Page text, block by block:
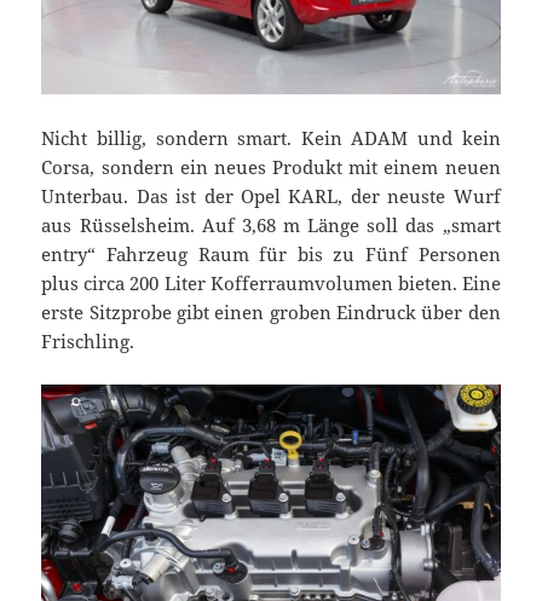
Nicht billig, sondern smart. Kein ADAM und kein
Corsa, sondern ein neues Produkt mit einem neuen
Unterbau. Das ist der Opel KARL, der neuste Wurf
aus Rüsselsheim. Auf 3,68 m Länge soll das „smart
entry“ Fahrzeug Raum für bis zu Fünf Personen
plus circa 200 Liter Kofferraumvolumen bieten. Eine
erste Sitzprobe gibt einen groben Eindruck über den
Frischling.